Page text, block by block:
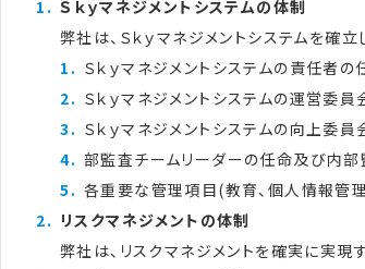
Ｓｋｙマネジメントシステムの体制
弊社は、Ｓｋｙマネジメントシステムを確
Ｓｋｙマネジメントシステムの責任者の
Ｓｋｙマネジメントシステムの運営委員
Ｓｋｙマネジメントシステムの向上委員
部監査チームリーダーの任命及び内
各重要な管理項目(教育、個人情報管
リスクマネジメントの体制
弊社は、リスクマネジメントを確実に実現